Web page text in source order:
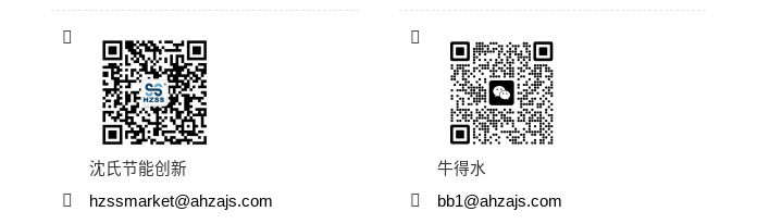
沈氏节能创新
hzssmarket@ahzajs.com
牛得水
bb1@ahzajs.com